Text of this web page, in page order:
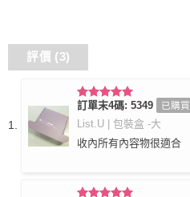
評價 (3)
評分5滿
分 5
訂單末4碼: 5349 已購買
List.U | 包裝盒 -大
收內所有內容物很適合